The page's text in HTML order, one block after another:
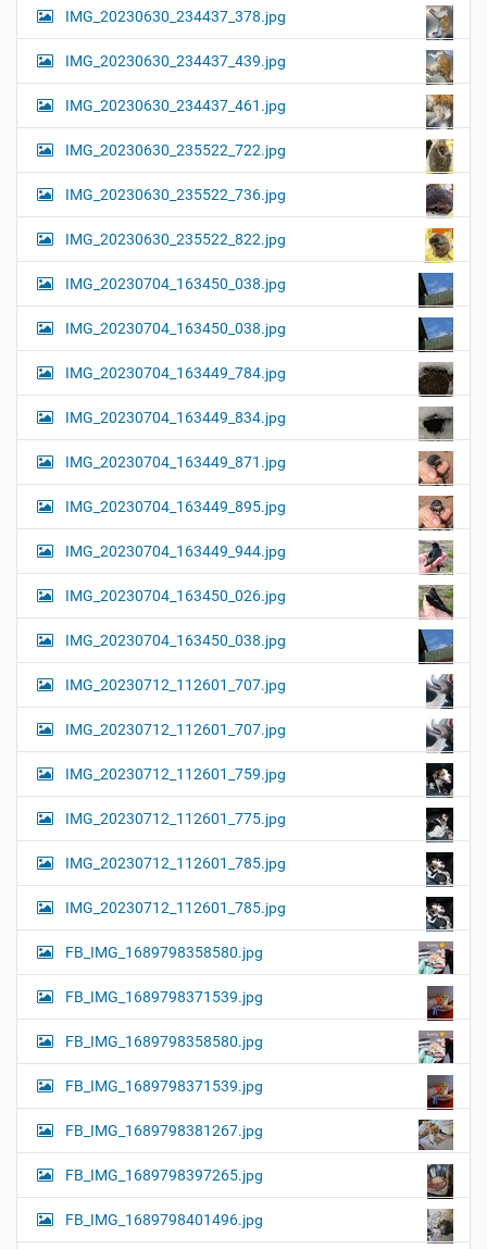
IMG_20230630_234437_378.jpg
IMG_20230630_234437_439.jpg
IMG_20230630_234437_461.jpg
IMG_20230630_235522_722.jpg
IMG_20230630_235522_736.jpg
IMG_20230630_235522_822.jpg
IMG_20230704_163450_038.jpg
IMG_20230704_163450_038.jpg
IMG_20230704_163449_784.jpg
IMG_20230704_163449_834.jpg
IMG_20230704_163449_871.jpg
IMG_20230704_163449_895.jpg
IMG_20230704_163449_944.jpg
IMG_20230704_163450_026.jpg
IMG_20230704_163450_038.jpg
IMG_20230712_112601_707.jpg
IMG_20230712_112601_707.jpg
IMG_20230712_112601_759.jpg
IMG_20230712_112601_775.jpg
IMG_20230712_112601_785.jpg
IMG_20230712_112601_785.jpg
FB_IMG_1689798358580.jpg
FB_IMG_1689798371539.jpg
FB_IMG_1689798358580.jpg
FB_IMG_1689798371539.jpg
FB_IMG_1689798381267.jpg
FB_IMG_1689798397265.jpg
FB_IMG_1689798401496.jpg